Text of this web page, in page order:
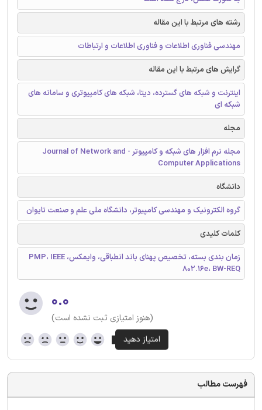
رشته های مرتبط با این مقاله
مهندسی فناوری اطلاعات و فناوری اطلاعات و ارتباطات
گرایش های مرتبط با این مقاله
اینترنت و شبکه های گسترده، دیتا، شبکه های کامپیوتری و سامانه های
شبکه ای
مجله
مجله نرم افزار های شبکه و کامپیوتر - Journal of Network and
Computer Applications
دانشگاه
گروه الکترونیک و مهندسی کامپیوتر، دانشگاه ملی علم و صنعت تایوان
کلمات کلیدی
زمان بندی بسته، تخصیص پهنای باند انطباقی، وایمکس، PMP، IEEE
802.16e، BW-REQ
۰.۰
(هنوز امتیازی ثبت نشده است)
فهرست مطالب